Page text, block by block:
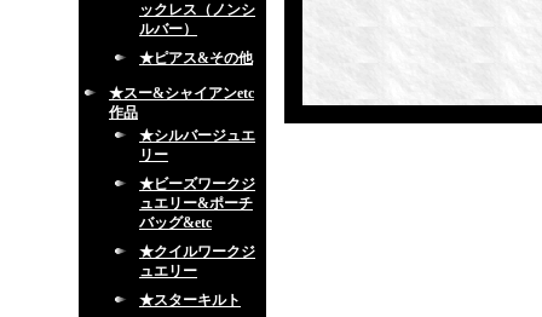
ックレス（ノンシ
ルバー）
★ピアス&その他
★スー&シャイアンetc
作品
★シルバージュエ
リー
★ビーズワークジ
ュエリー&ポーチ
バッグ&etc
★クイルワークジ
ュエリー
★スターキルト